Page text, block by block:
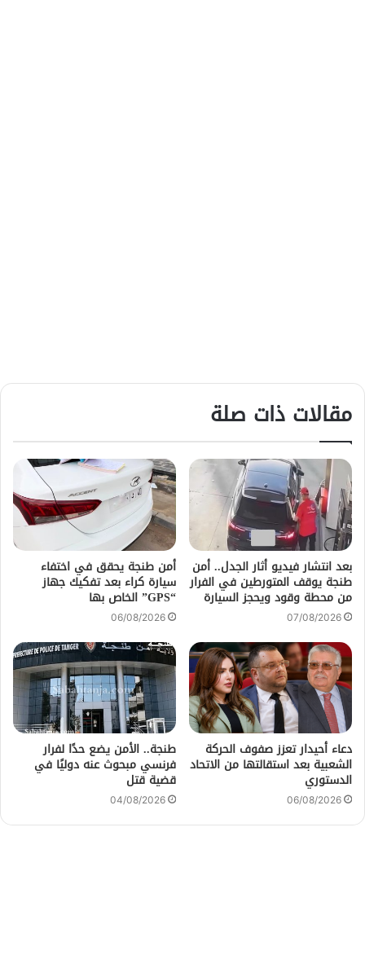
مقالات ذات صلة
بعد انتشار فيديو أثار الجدل.. أمن
طنجة يوقف المتورطين في الفرار
من محطة وقود ويحجز السيارة
07/08/2026
أمن طنجة يحقق في اختفاء
سيارة كراء بعد تفكيك جهاز
“GPS” الخاص بها
06/08/2026
دعاء أحيدار تعزز صفوف الحركة
الشعبية بعد استقالتها من الاتحاد
الدستوري
06/08/2026
طنجة.. الأمن يضع حدًا لفرار
فرنسي مبحوث عنه دوليًا في
قضية قتل
04/08/2026